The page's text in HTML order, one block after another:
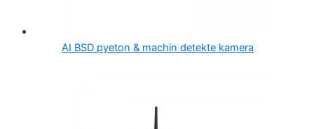
AI BSD pyeton & machin detekte kamera